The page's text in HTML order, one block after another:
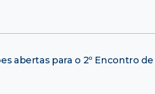
abertas para o 2º Encontro